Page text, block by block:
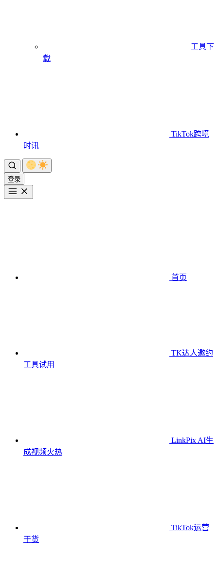
工具下
载
TikTok跨境
时讯
登录
首页
TK达人邀约
工具试用
LinkPix AI生
成视频火热
TikTok运营
干货